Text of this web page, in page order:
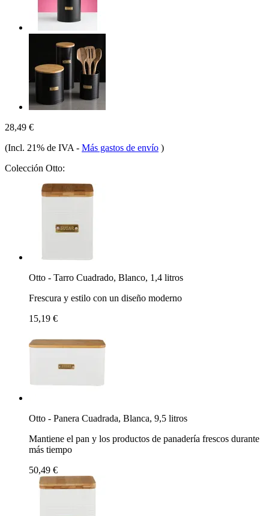
28,49 €
(Incl. 21% de IVA - Más gastos de envío )
Colección Otto:
Otto - Tarro Cuadrado, Blanco, 1,4 litros
Frescura y estilo con un diseño moderno
15,19 €
Otto - Panera Cuadrada, Blanca, 9,5 litros
Mantiene el pan y los productos de panadería frescos durante
más tiempo
50,49 €